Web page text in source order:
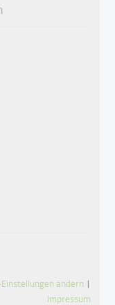
ändern |
Impressum